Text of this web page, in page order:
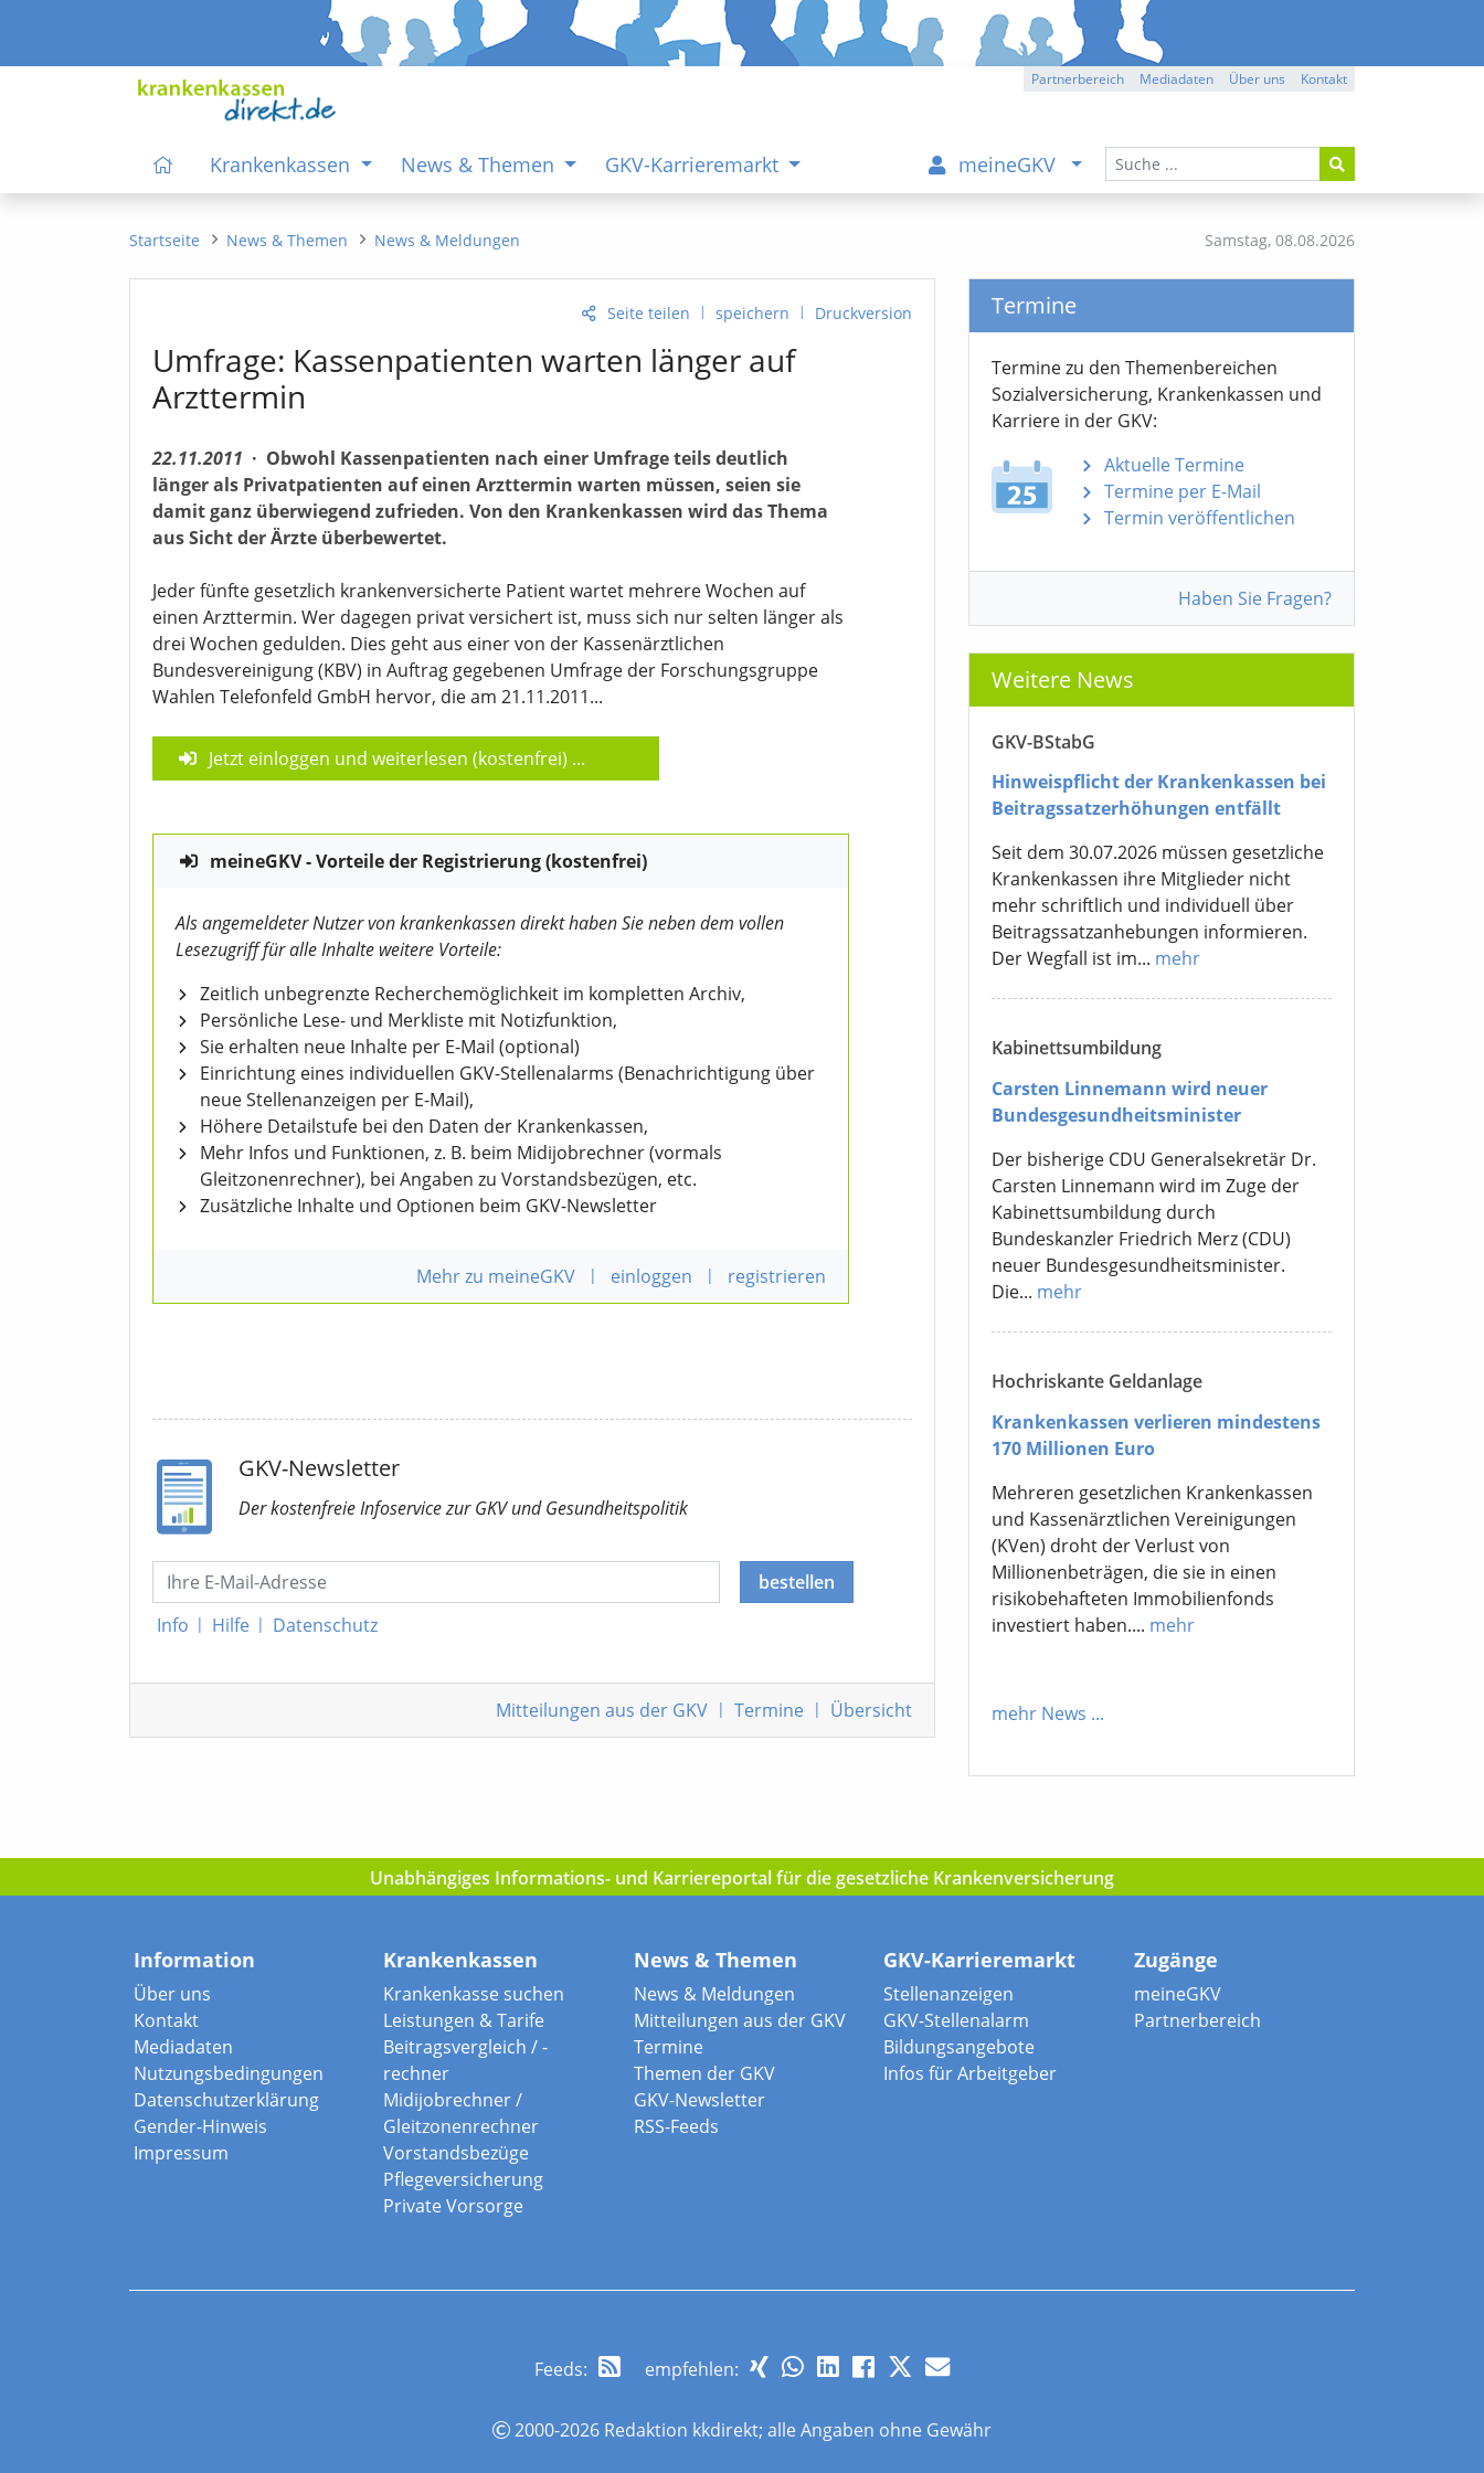
Partnerbereich Mediadaten Über uns Kontakt
Krankenkassen News & Themen GKV-Karrieremarkt meineGKV
Samstag, 08.08.2026
Startseite News & Themen News & Meldungen
Seite teilen | speichern | Druckversion
Umfrage: Kassenpatienten warten länger auf
Arzttermin
22.11.2011 · Obwohl Kassenpatienten nach einer Umfrage teils deutlich
länger als Privatpatienten auf einen Arzttermin warten müssen, seien sie
damit ganz überwiegend zufrieden. Von den Krankenkassen wird das Thema
aus Sicht der Ärzte überbewertet.
Jeder fünfte gesetzlich krankenversicherte Patient wartet mehrere Wochen auf
einen Arzttermin. Wer dagegen privat versichert ist, muss sich nur selten länger als
drei Wochen gedulden. Dies geht aus einer von der Kassenärztlichen
Bundesvereinigung (KBV) in Auftrag gegebenen Umfrage der Forschungsgruppe
Wahlen Telefonfeld GmbH hervor, die am 21.11.2011...
Jetzt einloggen und weiterlesen (kostenfrei) ...
meineGKV - Vorteile der Registrierung (kostenfrei)
Als angemeldeter Nutzer von krankenkassen direkt haben Sie neben dem vollen
Lesezugriff für alle Inhalte weitere Vorteile:
Zeitlich unbegrenzte Recherchemöglichkeit im kompletten Archiv,
Persönliche Lese- und Merkliste mit Notizfunktion,
Sie erhalten neue Inhalte per E-Mail (optional)
Einrichtung eines individuellen GKV-Stellenalarms (Benachrichtigung über
neue Stellenanzeigen per E-Mail),
Höhere Detailstufe bei den Daten der Krankenkassen,
Mehr Infos und Funktionen, z. B. beim Midijobrechner (vormals
Gleitzonenrechner), bei Angaben zu Vorstandsbezügen, etc.
Zusätzliche Inhalte und Optionen beim GKV-Newsletter
Mehr zu meineGKV | einloggen | registrieren
GKV-Newsletter
Der kostenfreie Infoservicezur GKVund Gesundheitspolitik
Info | Hilfe | Datenschutz
bestellen
Mitteilungen aus der GKV | Termine | Übersicht
Termine
Termine zu den Themen­bereichen
Sozialver­sicherung, Krankenkassen und
Karriere in der GKV:
Aktuelle Termine
Termine per E-Mail
Termin veröffentlichen
Haben Sie Fragen?
Weitere News
GKV-BStabG
Hinweispflicht der Krankenkassen bei
Beitragssatzerhöhungen entfällt
Seit dem 30.07.2026 müssen gesetzliche
Krankenkassen ihre Mitglieder nicht
mehr schriftlich und individuell über
Beitragssatzanhebungen informieren.
Der Wegfall ist im... mehr
Kabinettsumbildung
Carsten Linnemann wird neuer
Bundesgesundheitsminister
Der bisherige CDU Generalsekretär Dr.
Carsten Linnemann wird im Zuge der
Kabinettsumbildung durch
Bundeskanzler Friedrich Merz (CDU)
neuer Bundesgesundheitsminister.
Die... mehr
Hochriskante Geldanlage
Krankenkassen verlieren mindestens
170 Millionen Euro
Mehreren gesetzlichen Krankenkassen
und Kassenärztlichen Vereinigungen
(KVen) droht der Verlust von
Millionenbeträgen, die sie in einen
risikobehafteten Immobilienfonds
investiert haben.... mehr
mehr News ...
Unabhängiges Informations- und Karriereportal für die gesetzliche Krankenversicherung
Information
Über uns
Kontakt
Mediadaten
Nutzungsbedingungen
Datenschutzerklärung
Gender-Hinweis
Impressum
Krankenkassen
Krankenkasse suchen
Leistungen & Tarife
Beitragsvergleich / -
rechner
Midijobrechner /
Gleitzonenrechner
Vorstandsbezüge
Pflegeversicherung
Private Vorsorge
News & Themen
News & Meldungen
Mitteilungen aus der GKV
Termine
Themen der GKV
GKV-Newsletter
RSS-Feeds
GKV-Karrieremarkt
Stellenanzeigen
GKV-Stellenalarm
Bildungsangebote
Infos für Arbeitgeber
Zugänge
meineGKV
Partnerbereich
Feeds: empfehlen:
2000-2026 Redaktion kkdirekt; alle Angaben ohne Gewähr